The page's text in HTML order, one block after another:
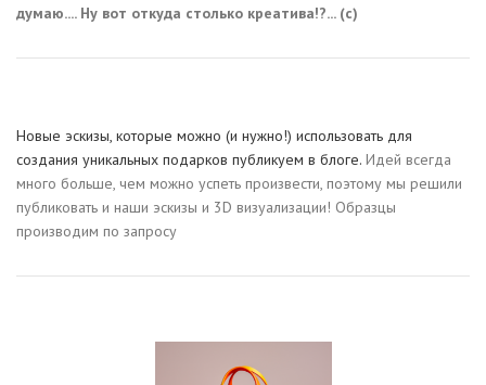
думаю.... Ну вот откуда столько креатива!?... (с)
Новые эскизы, которые можно (и нужно!) использовать для
создания уникальных подарков публикуем в блоге. Идей всегда
много больше, чем можно успеть произвести, поэтому мы решили
публиковать и наши эскизы и 3D визуализации! Образцы
производим по запросу